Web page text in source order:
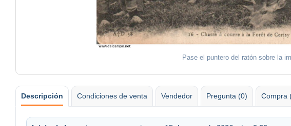
Pase el puntero del ratón sobre la
Descripción Condiciones de venta Vendedor Pregunta (0) Compra